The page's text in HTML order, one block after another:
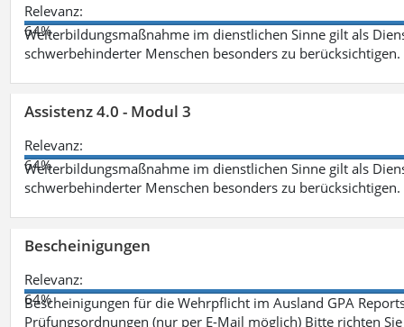
Relevanz:
64%
Weiterbildungsmaßnahme im dienstlichen Sinne gilt als
schwerbehinderter Menschen besonders zu berücksichtigen.
Assistenz 4.0 - Modul 3
Relevanz:
64%
Weiterbildungsmaßnahme im dienstlichen Sinne gilt als
schwerbehinderter Menschen besonders zu
Bescheinigungen
Relevanz:
64%
Bescheinigungen für die Wehrpflicht im Ausland GPA
Prüfungsordnungen (nur per E-Mail möglich) Bitte richten